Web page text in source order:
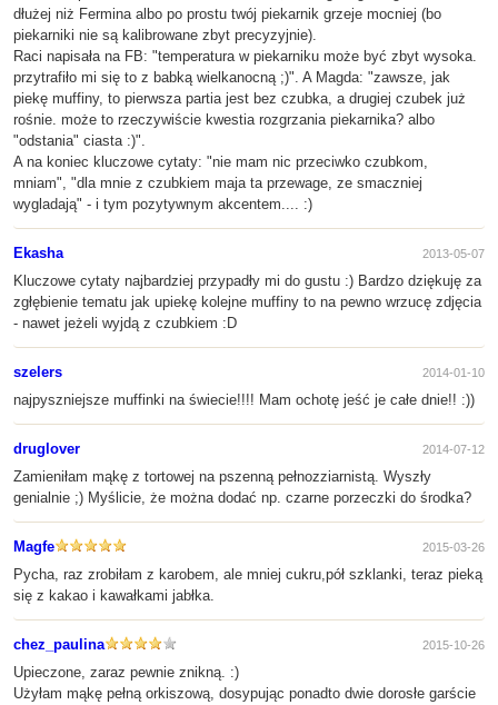
dłużej niż Fermina albo po prostu twój piekarnik grzeje mocniej (bo
piekarniki nie są kalibrowane zbyt precyzyjnie).
Raci napisała na FB: "temperatura w piekarniku może być zbyt wysoka.
przytrafiło mi się to z babką wielkanocną ;)". A Magda: "zawsze, jak
piekę muffiny, to pierwsza partia jest bez czubka, a drugiej czubek już
rośnie. może to rzeczywiście kwestia rozgrzania piekarnika? albo
"odstania" ciasta :)".
A na koniec kluczowe cytaty: "nie mam nic przeciwko czubkom,
mniam", "dla mnie z czubkiem maja ta przewage, ze smaczniej
wygladają" - i tym pozytywnym akcentem.... :)
Ekasha 2013-05-07
Kluczowe cytaty najbardziej przypadły mi do gustu :) Bardzo dziękuję za
zgłębienie tematu jak upiekę kolejne muffiny to na pewno wrzucę zdjęcia
- nawet jeżeli wyjdą z czubkiem :D
szelers 2014-01-10
najpyszniejsze muffinki na świecie!!!! Mam ochotę jeść je całe dnie!! :))
druglover 2014-07-12
Zamieniłam mąkę z tortowej na pszenną pełnozziarnistą. Wyszły
genialnie ;) Myślicie, że można dodać np. czarne porzeczki do środka?
Magfe 2015-03-26
Pycha, raz zrobiłam z karobem, ale mniej cukru,pół szklanki, teraz pieką
się z kakao i kawałkami jabłka.
chez_paulina 2015-10-26
Upieczone, zaraz pewnie znikną. :)
Użyłam mąkę pełną orkiszową, dosypując ponadto dwie dorosłe garście